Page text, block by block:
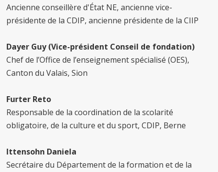
Ancienne conseillère d'État NE, ancienne vice-
présidente de la CDIP, ancienne présidente de la CIIP
Dayer Guy (Vice-président Conseil de fondation)
Chef de l’Office de l’enseignement spécialisé (OES),
Canton du Valais, Sion
Furter Reto
Responsable de la coordination de la scolarité
obligatoire, de la culture et du sport, CDIP, Berne
Ittensohn Daniela
Secrétaire du Département de la formation et de la